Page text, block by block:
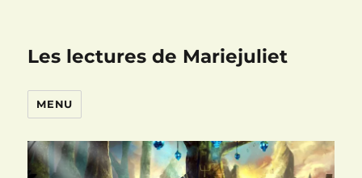
Les lectures de Mariejuliet
MENU